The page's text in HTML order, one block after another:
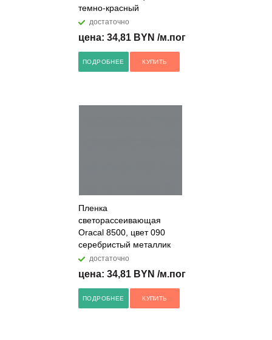
темно-красный
достаточно
цена: 34,81 BYN /м.пог
ПОДРОБНЕЕ КУПИТЬ
Пленка
светорассеивающая
Oracal 8500, цвет 090
серебристый металлик
достаточно
цена: 34,81 BYN /м.пог
ПОДРОБНЕЕ КУПИТЬ